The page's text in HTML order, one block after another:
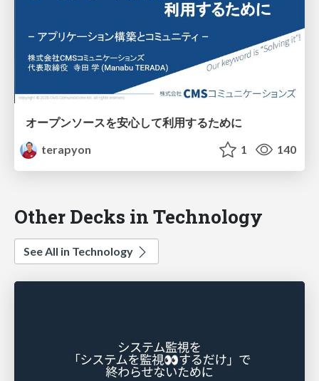
オープンソースを安心して利用するために
terapyon
1 140
Other Decks in Technology
See All in Technology